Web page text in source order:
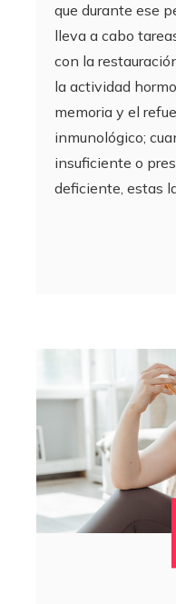
que durante ese
lleva a cabo
con la
la actividad
memoria y el
inmunológico;
insuficiente o
deficiente, estas